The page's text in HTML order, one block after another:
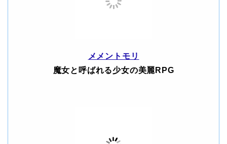
メメントモリ
魔女と呼ばれる少女の美麗RPG